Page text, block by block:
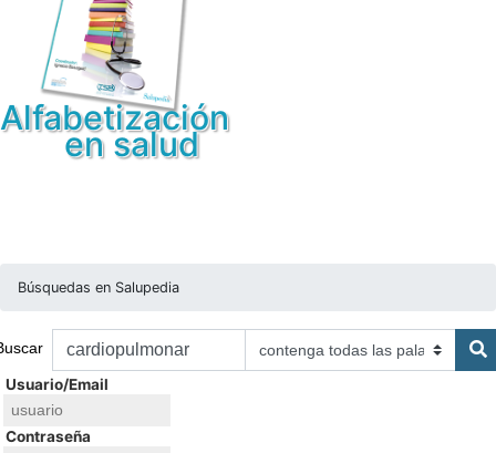
Alfabetización
en salud
Búsquedas en Salupedia
Usuario/Email
Contraseña